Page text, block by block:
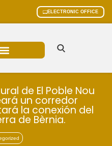
ELECTRONIC OFFICE
de El Poble Nou
un corredor
la conexión del
de Bèrnia.